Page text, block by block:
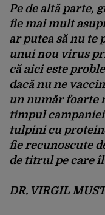
Pe de altă parte,
fie mai mult
ar putea să nu te
unui nou virus
că aici este
dacă nu ne
un număr foarte
timpul campaniei
tulpini cu
fie recunoscute
de titrul pe care îl
DR. VIRGIL